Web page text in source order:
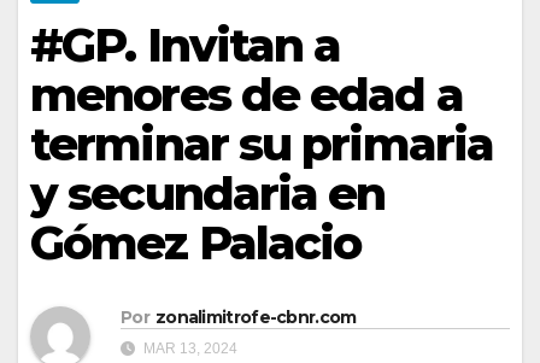
#GP. Invitan a
menores de edad a
terminar su primaria
y secundaria en
Gómez Palacio
Por zonalimitrofe-cbnr.com
MAR 13, 2024